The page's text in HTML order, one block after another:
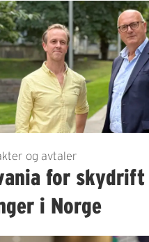
og avtaler
for skydrift
i Norge